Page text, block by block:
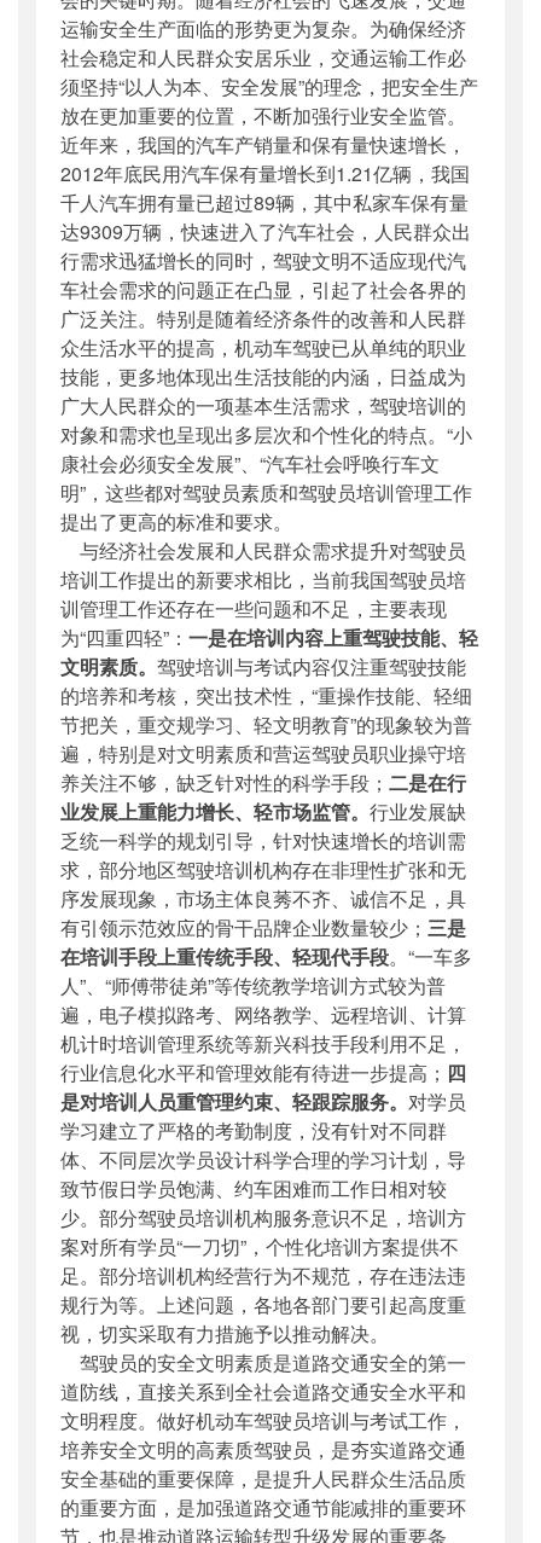
运输安全生产面临的形势更为复杂。为确保经济
社会稳定和人民群众安居乐业，交通运输工作必
须坚持“以人为本、安全发展”的理念，把安全生产
放在更加重要的位置，不断加强行业安全监管。
近年来，我国的汽车产销量和保有量快速增长，
2012年底民用汽车保有量增长到1.21亿辆，我国
千人汽车拥有量已超过89辆，其中私家车保有量
达9309万辆，快速进入了汽车社会，人民群众出
行需求迅猛增长的同时，驾驶文明不适应现代汽
车社会需求的问题正在凸显，引起了社会各界的
广泛关注。特别是随着经济条件的改善和人民群
众生活水平的提高，机动车驾驶已从单纯的职业
技能，更多地体现出生活技能的内涵，日益成为
广大人民群众的一项基本生活需求，驾驶培训的
对象和需求也呈现出多层次和个性化的特点。“小
康社会必须安全发展”、“汽车社会呼唤行车文
明”，这些都对驾驶员素质和驾驶员培训管理工作
提出了更高的标准和要求。
与经济社会发展和人民群众需求提升对驾驶员
培训工作提出的新要求相比，当前我国驾驶员培
训管理工作还存在一些问题和不足，主要表现
为“四重四轻”： 一是在培训内容上重驾驶技能、轻
文明素质。 驾驶培训与考试内容仅注重驾驶技能
的培养和考核，突出技术性，“重操作技能、轻细
节把关，重交规学习、轻文明教育”的现象较为普
遍，特别是对文明素质和营运驾驶员职业操守培
养关注不够，缺乏针对性的科学手段； 二是在行
业发展上重能力增长、轻市场监管。 行业发展缺
乏统一科学的规划引导，针对快速增长的培训需
求，部分地区驾驶培训机构存在非理性扩张和无
序发展现象，市场主体良莠不齐、诚信不足，具
有引领示范效应的骨干品牌企业数量较少； 三是
在培训手段上重传统手段、轻现代手段。“一车多
人”、“师傅带徒弟”等传统教学培训方式较为普
遍，电子模拟路考、网络教学、远程培训、计算
机计时培训管理系统等新兴科技手段利用不足，
行业信息化水平和管理效能有待进一步提高； 四
是对培训人员重管理约束、轻跟踪服务。 对学员
学习建立了严格的考勤制度，没有针对不同群
体、不同层次学员设计科学合理的学习计划，导
致节假日学员饱满、约车困难而工作日相对较
少。部分驾驶员培训机构服务意识不足，培训方
案对所有学员“一刀切”，个性化培训方案提供不
足。部分培训机构经营行为不规范，存在违法违
规行为等。上述问题，各地各部门要引起高度重
视，切实采取有力措施予以推动解决。
驾驶员的安全文明素质是道路交通安全的第一
道防线，直接关系到全社会道路交通安全水平和
文明程度。做好机动车驾驶员培训与考试工作，
培养安全文明的高素质驾驶员，是夯实道路交通
安全基础的重要保障，是提升人民群众生活品质
的重要方面，是加强道路交通节能减排的重要环
节，也是推动道路运输转型升级发展的重要条